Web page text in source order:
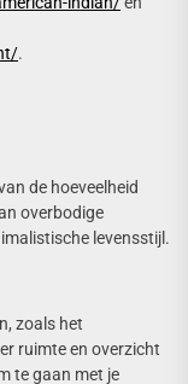
.
de hoeveelheid
overbodige
levensstijl.
zoals het
ruimte en overzicht
te gaan met je